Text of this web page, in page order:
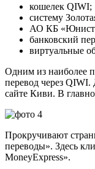
кошелек QIWI;
систему
АО КБ
банковский
виртуальные
Одним из наиболее
перевод через QIWI.
сайте Киви. В
Прокручивают
переводы». Здесь
MoneyExpress».